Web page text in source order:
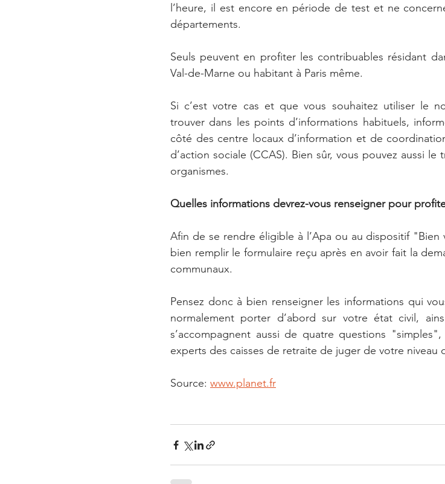
l’heure, il est encore en période de test et ne
départements.
Seuls peuvent en profiter les contribuables résidant
Val-de-Marne ou habitant à Paris même.
Si c’est votre cas et que vous souhaitez utiliser le
trouver dans les points d’informations habituels,
côté des centre locaux d’information et de
d’action sociale (CCAS). Bien sûr, vous pouvez aussi
organismes.
Quelles informations devrez-vous renseigner pour
Afin de se rendre éligible à l’Apa ou au dispositif
bien remplir le formulaire reçu après en avoir fait la
communaux.
Pensez donc à bien renseigner les informations qui
normalement porter d’abord sur votre état civil,
s’accompagnent aussi de quatre questions
experts des caisses de retraite de juger de votre niveau
Source: www.planet.fr